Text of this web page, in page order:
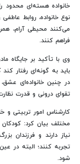
خانواده هسته‌ای محدود
نوع خانواده، روابط
می‌کنند محیطی آرام،
فراهم کنند.
وی با تأکید بر جایگاه
باید به گونه‌ای رفتار
در چنین خانواده‌ای
تقوای درونی و قدرت
کارشناس امور تربیتی و
مختلف بیان کرد:
نیاز دارند و فرزندان
تجربه کنند؛ البته در
شود.